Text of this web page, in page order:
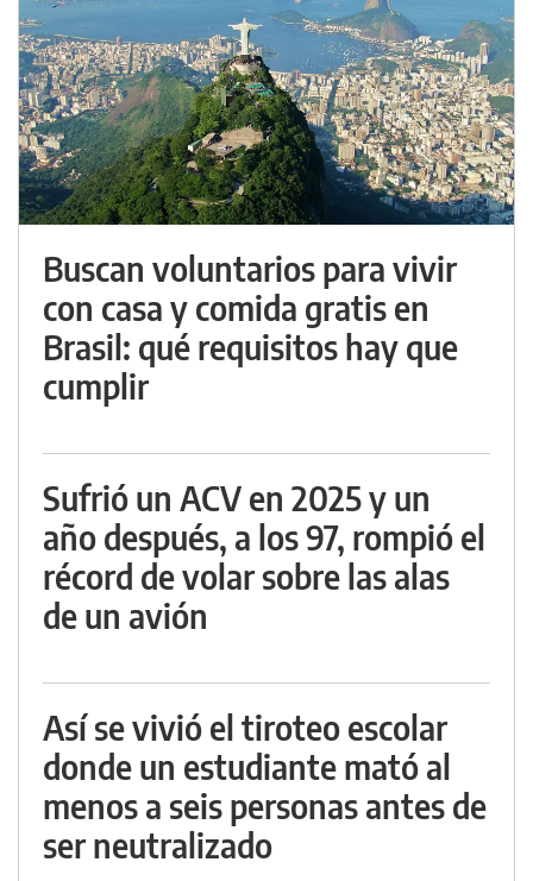
Buscan voluntarios para vivir
con casa y comida gratis en
Brasil: qué requisitos hay que
cumplir
Sufrió un ACV en 2025 y un
año después, a los 97, rompió el
récord de volar sobre las alas
de un avión
Así se vivió el tiroteo escolar
donde un estudiante mató al
menos a seis personas antes de
ser neutralizado